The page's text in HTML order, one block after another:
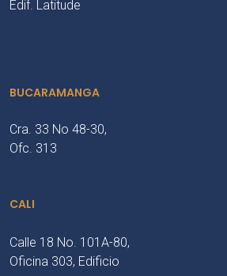
Edif. Latitude
BUCARAMANGA
Cra. 33 No 48-30,
Ofc. 313
CALI
Calle 18 No. 101A-80,
Oficina 303, Edificio